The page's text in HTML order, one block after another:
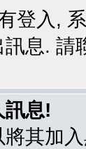
登入,
息. 請
訊息!
其加